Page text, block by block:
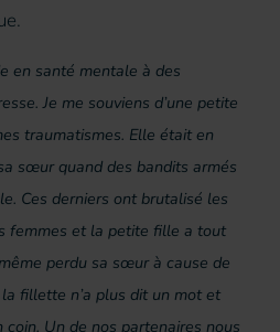
en santé mentale à des
Je me souviens d’une petite
traumatismes. Elle était en
sœur quand des bandits armés
Ces derniers ont brutalisé les
femmes et la petite fille a tout
perdu sa sœur à cause de
fillette n’a plus dit un mot et
Un de nos partenaires nous